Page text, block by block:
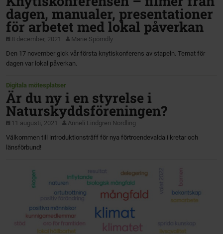
dagen, manualer, presentationer
för arbetet med lokal påverkan
8 december, 2021
Marie Spörndly
Den 17 november gick vår första knytiskonferens av stapeln. Temat för
dagen var lokal påverkan.
Digitala mötesplatser
Är du ny i en styrelse i
Naturskyddsföreningen?
11 augusti, 2021
Anneli Lindgren Nordling
Välkommen till introduktionsträff för nya förtroendevalda i kretar och
länsförbund!